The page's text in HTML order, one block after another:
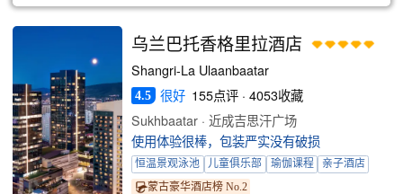
乌兰巴托香格里拉酒店
Shangri-La Ulaanbaatar
4.5 很好 155点评 · 4053收藏
Sukhbaatar · 近成吉思汗广场
使用体验很棒，包装严实没有破损
恒温景观泳池 儿童俱乐部 瑜伽课程
亲子酒店
蒙古豪华酒店榜 No.2